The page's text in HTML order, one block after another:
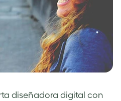
diseñadora digital con